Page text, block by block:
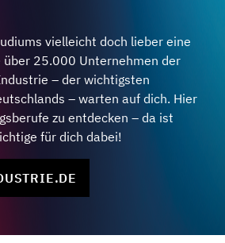
vielleicht doch lieber eine
über 25.000 Unternehmen der
– der wichtigsten
– warten auf dich. Hier
zu entdecken – da ist
für dich dabei!